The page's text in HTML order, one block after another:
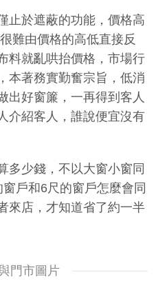
止於遮蔽的功能，價格高
難由價格的高低直接反
料就亂哄抬價格，市場行
本著務實勤奮宗旨，低消
出好窗簾，一再得到客人
介紹客人，誰說便宜沒有
多少錢，不以大窗小窗同
戶和6尺的窗戶怎麼會同
來店，才知道省了約一半
門市圖片